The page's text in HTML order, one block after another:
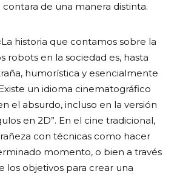
contara de una manera distinta.
historia que contamos sobre la
robots en la sociedad es, hasta
humorística y esencialmente
un idioma cinematográfico
el absurdo, incluso en la versión
en 2D”. En el cine tradicional,
con técnicas como hacer
momento, o bien a través
los objetivos para crear una